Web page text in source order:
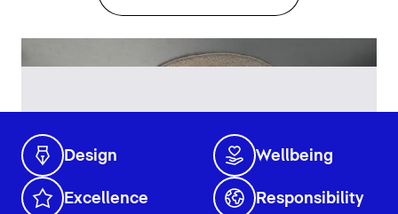
Design Wellbeing
Excellence Responsibility